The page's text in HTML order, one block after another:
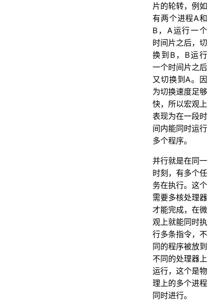
片的轮转，例如
有两个进程A和
B，A运行一个
时间片之后，切
换到B，B运行
一个时间片之后
又切换到A。因
为切换速度足够
快，所以宏观上
表现为在一段时
间内能同时运行
多个程序。
并行就是在同一
时刻，有多个任
务在执行。这个
需要多核处理器
才能完成，在微
观上就能同时执
行多条指令，不
同的程序被放到
不同的处理器上
运行，这个是物
理上的多个进程
同时进行。